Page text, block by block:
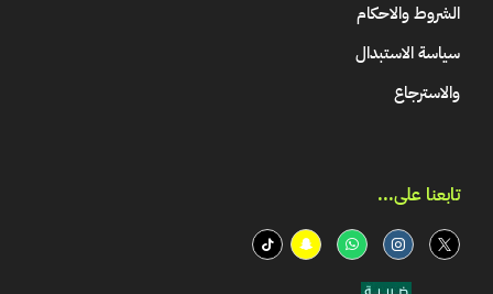
الشروط والاحكام
سياسة الاستبدال
والاسترجاع
تابعنا على...​